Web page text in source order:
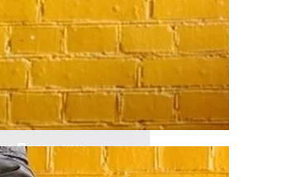
Премьеру